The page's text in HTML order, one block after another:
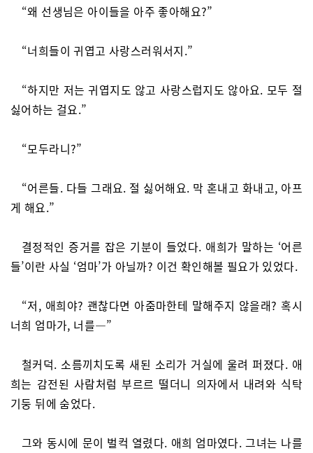
“왜 선생님은 아이들을 아주 좋아해요?”
“너희들이 귀엽고 사랑스러워서지.”
“하지만 저는 귀엽지도 않고 사랑스럽지도 않아요. 모두 절
싫어하는 걸요.”
“모두라니?”
“어른들. 다들 그래요. 절 싫어해요. 막 혼내고 화내고, 아프
게 해요.”
결정적인 증거를 잡은 기분이 들었다. 애희가 말하는 ‘어른
들’이란 사실 ‘엄마’가 아닐까? 이건 확인해볼 필요가 있었다.
“저, 애희야? 괜찮다면 아줌마한테 말해주지 않을래? 혹시
너희 엄마가, 너를―”
철커덕. 소름끼치도록 새된 소리가 거실에 울려 퍼졌다. 애
희는 감전된 사람처럼 부르르 떨더니 의자에서 내려와 식탁
기둥 뒤에 숨었다.
그와 동시에 문이 벌컥 열렸다. 애희 엄마였다. 그녀는 나를